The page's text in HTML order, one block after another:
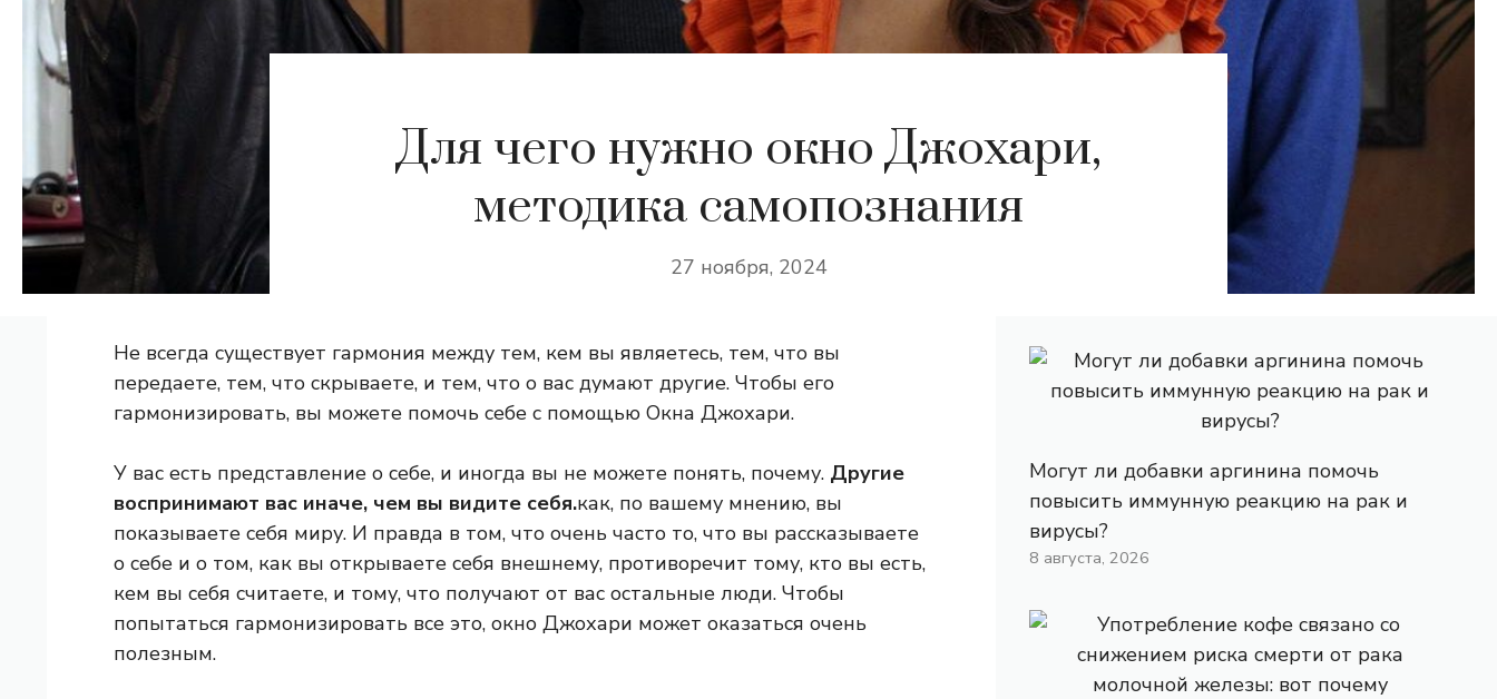
Для чего нужно окно Джохари,
методика самопознания
27 ноября, 2024
Не всегда существует гармония между тем, кем вы являетесь, тем, что вы
передаете, тем, что скрываете, и тем, что о вас думают другие. Чтобы его
гармонизировать, вы можете помочь себе с помощью Окна Джохари.
У вас есть представление о себе, и иногда вы не можете понять, почему. Другие
воспринимают вас иначе, чем вы видите себя.как, по вашему мнению, вы
показываете себя миру. И правда в том, что очень часто то, что вы рассказываете
о себе и о том, как вы открываете себя внешнему, противоречит тому, кто вы есть,
кем вы себя считаете, и тому, что получают от вас остальные люди. Чтобы
попытаться гармонизировать все это, окно Джохари может оказаться очень
полезным.
Могут ли добавки аргинина помочь
повысить иммунную реакцию на рак и
вирусы?
8 августа, 2026